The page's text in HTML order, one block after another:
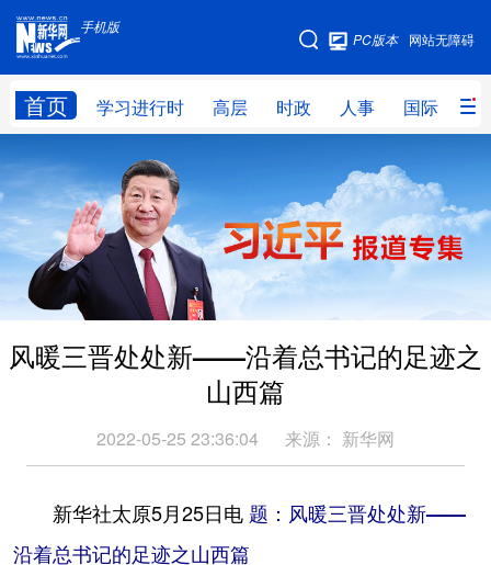
手机版
网站无障碍
PC版本
首页 学习进行时 高层 时政 人事 国际 财
手机版
网站地图
学习进行时 高层 人事
国际 财经 网评 港澳
台湾 思客智库 全球连线 教育
科技 科创 量子
文化 书画 健康 军事
中央文件 金融
风暖三晋处处新——沿着总书记的足迹之
山西篇
2022-05-25 23:36:04 来源： 新华网
新华社太原5月25日电 题：风暖三晋处处新——
沿着总书记的足迹之山西篇